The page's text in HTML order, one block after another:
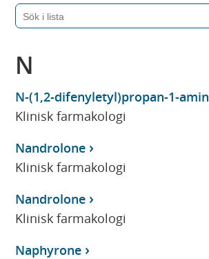
N
N-(1,2-difenyletyl)propan-1-amin
Klinisk farmakologi
Nandrolone
Klinisk farmakologi
Nandrolone
Klinisk farmakologi
Naphyrone